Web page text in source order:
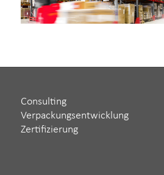
Consulting
Verpackungsentwicklung
Zertifizierung